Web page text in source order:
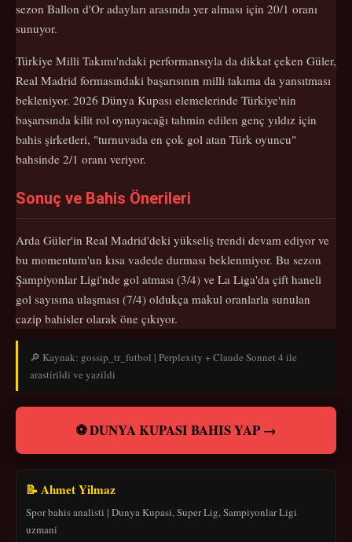
sezon Ballon d'Or adayları arasında yer alması için 20/1 oranı
sunuyor.
Türkiye Milli Takımı'ndaki performansıyla da dikkat çeken Güler,
Real Madrid formasındaki başarısının milli takıma da yansıtması
bekleniyor. 2026 Dünya Kupası elemelerinde Türkiye'nin
başarısında kilit rol oynayacağı tahmin edilen genç yıldız için
bahis şirketleri, "turnuvada en çok gol atan Türk oyuncu"
bahsinde 2/1 oranı veriyor.
Sonuç ve Bahis Önerileri
Arda Güler'in Real Madrid'deki yükseliş trendi devam ediyor ve
bu momentum'un kısa vadede durması beklenmiyor. Bu sezon
Şampiyonlar Ligi'nde gol atması (3/4) ve La Liga'da çift haneli
gol sayısına ulaşması (7/4) oldukça makul oranlarla sunulan
cazip bahisler olarak öne çıkıyor.
🔎 Kaynak: gossip_tr_futbol | Perplexity + Claude Sonnet 4 ile
arastirildi ve yazildi
⚽ DUNYA KUPASI BAHIS YAP →
📝 Ahmet Yilmaz
Spor bahis analisti | Dunya Kupasi, Super Lig, Sampiyonlar Ligi
uzmani